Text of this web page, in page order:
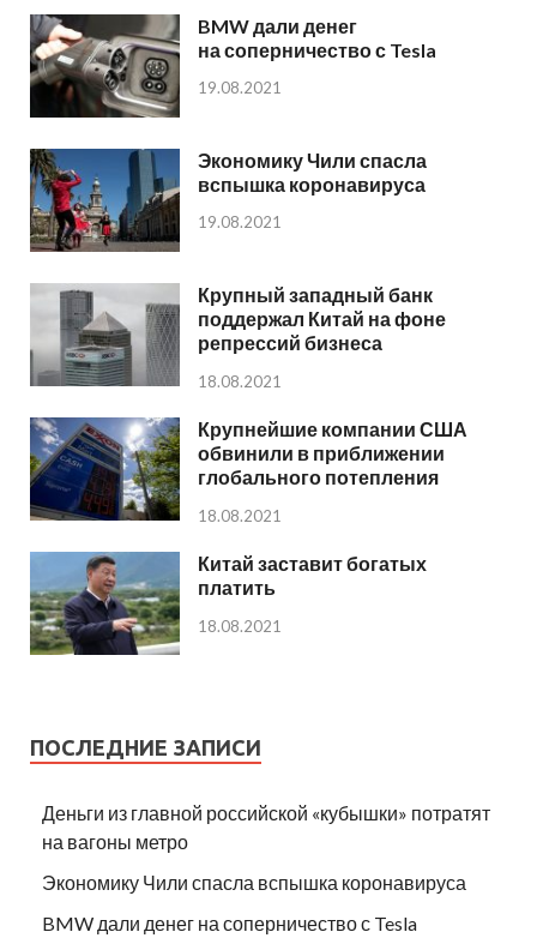
BMW дали денег
на соперничество с Tesla
19.08.2021
Экономику Чили спасла
вспышка коронавируса
19.08.2021
Крупный западный банк
поддержал Китай на фоне
репрессий бизнеса
18.08.2021
Крупнейшие компании США
обвинили в приближении
глобального потепления
18.08.2021
Китай заставит богатых
платить
18.08.2021
ПОСЛЕДНИЕ ЗАПИСИ
Деньги из главной российской «кубышки» потратят
на вагоны метро
Экономику Чили спасла вспышка коронавируса
BMW дали денег на соперничество с Tesla